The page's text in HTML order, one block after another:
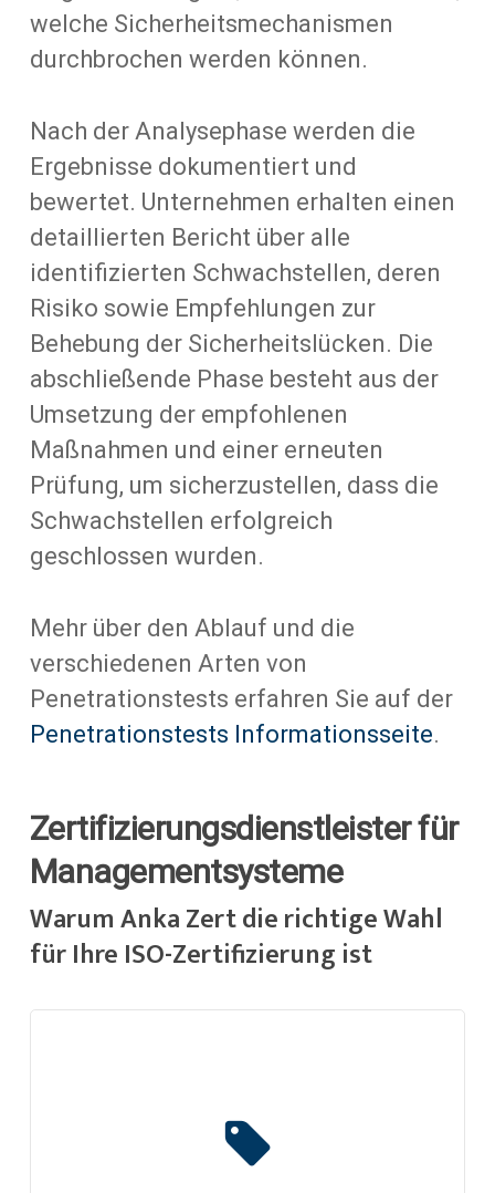
welche Sicherheitsmechanismen
durchbrochen werden können.
Nach der Analysephase werden die
Ergebnisse dokumentiert und
bewertet. Unternehmen erhalten einen
detaillierten Bericht über alle
identifizierten Schwachstellen, deren
Risiko sowie Empfehlungen zur
Behebung der Sicherheitslücken. Die
abschließende Phase besteht aus der
Umsetzung der empfohlenen
Maßnahmen und einer erneuten
Prüfung, um sicherzustellen, dass die
Schwachstellen erfolgreich
geschlossen wurden.
Mehr über den Ablauf und die
verschiedenen Arten von
Penetrationstests erfahren Sie auf der
Penetrationstests Informationsseite.
Zertifizierungsdienstleister für
Managementsysteme
Warum Anka Zert die richtige Wahl
für Ihre ISO-Zertifizierung ist